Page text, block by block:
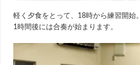
軽く夕食をとって、18時から練習開始。
1時間後には合奏が始まります。